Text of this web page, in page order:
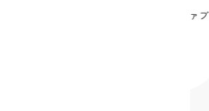
LIBERTY Fabrics（リバティ・ファブ